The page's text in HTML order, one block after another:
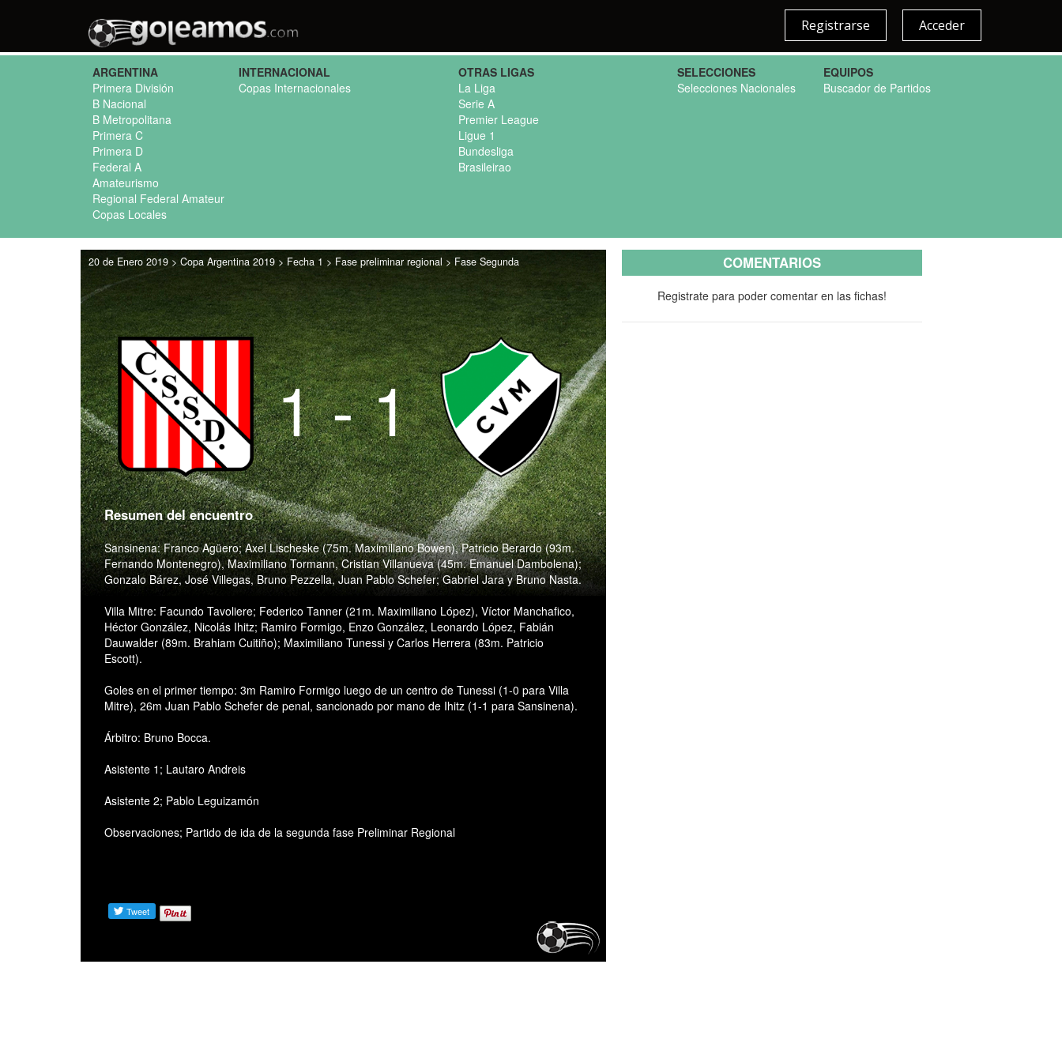
Acceder
Registrarse
ARGENTINA
Primera División
B Nacional
B Metropolitana
Primera C
Primera D
Federal A
Amateurismo
Regional Federal Amateur
Copas Locales
INTERNACIONAL
Copas Internacionales
OTRAS LIGAS
La Liga
Serie A
Premier League
Ligue 1
Bundesliga
Brasileirao
SELECCIONES
Selecciones Nacionales
EQUIPOS
Buscador de Partidos
20 de Enero 2019 > Copa Argentina 2019 > Fecha 1 > Fase preliminar regional > Fase Segunda
1 - 1
Resumen del encuentro
Sansinena: Franco Agüero; Axel Lischeske (75m. Maximiliano Bowen), Patricio Berardo (93m.
Fernando Montenegro), Maximiliano Tormann, Cristian Villanueva (45m. Emanuel Dambolena);
Gonzalo Bárez, José Villegas, Bruno Pezzella, Juan Pablo Schefer; Gabriel Jara y Bruno Nasta.
Villa Mitre: Facundo Tavoliere; Federico Tanner (21m. Maximiliano López), Víctor Manchafico,
Héctor González, Nicolás Ihitz; Ramiro Formigo, Enzo González, Leonardo López, Fabián
Dauwalder (89m. Brahiam Cuitiño); Maximiliano Tunessi y Carlos Herrera (83m. Patricio
Escott).
Goles en el primer tiempo: 3m Ramiro Formigo luego de un centro de Tunessi (1-0 para Villa
Mitre), 26m Juan Pablo Schefer de penal, sancionado por mano de Ihitz (1-1 para Sansinena).
Árbitro: Bruno Bocca.
Asistente 1; Lautaro Andreis
Asistente 2; Pablo Leguizamón
Observaciones; Partido de ida de la segunda fase Preliminar Regional
COMENTARIOS
Registrate para poder comentar en las fichas!